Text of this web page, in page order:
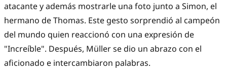
atacante y además mostrarle una foto junto a Simon, el
hermano de Thomas. Este gesto sorprendió al campeón
del mundo quien reaccionó con una expresión de
"Increíble". Después, Müller se dio un abrazo con el
aficionado e intercambiaron palabras.